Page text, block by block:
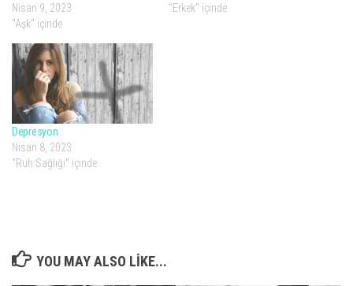
Nisan 9, 2023
"Aşk" içinde
"Erkek" içinde
Depresyon
Nisan 8, 2023
"Ruh Sağlığı" içinde
YOU MAY ALSO LIKE...